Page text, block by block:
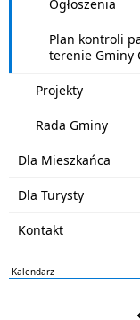
Ogłoszenia
Plan kontroli
terenie Gminy
Projekty
Rada Gminy
Dla Mieszkańca
Dla Turysty
Kontakt
Kalendarz